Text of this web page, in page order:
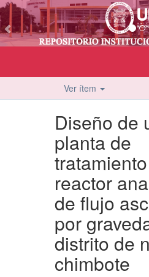
Ver ítem
Diseño de
planta de
reactor
de flujo
por
distrito de
chimbote